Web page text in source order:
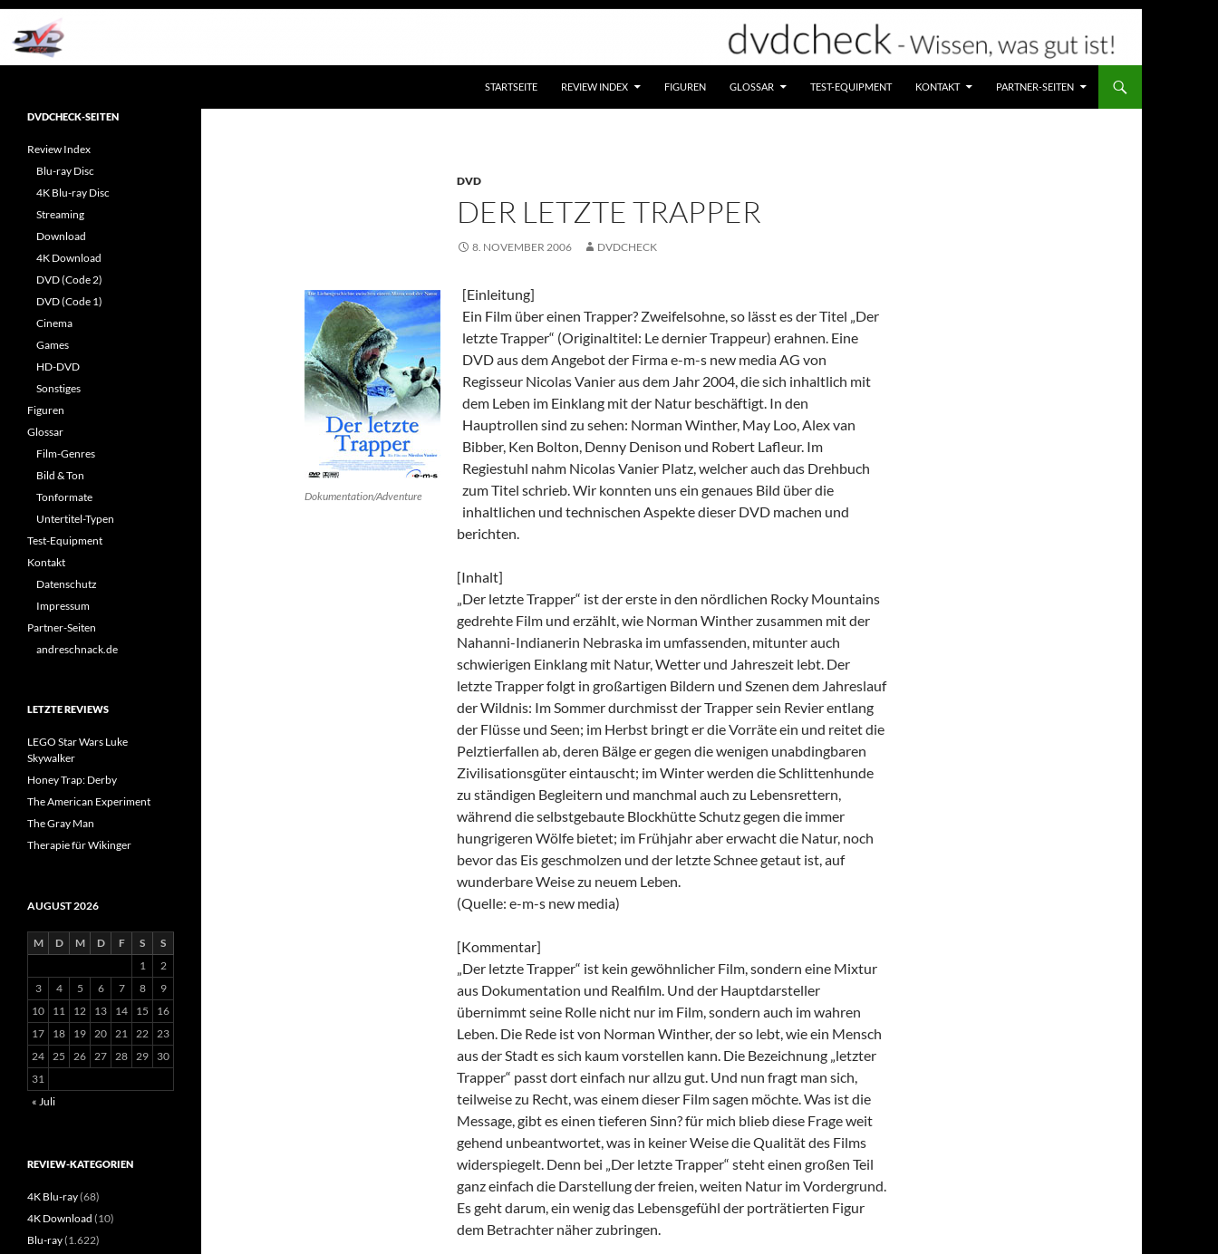
Zum
Inhalt
springen
STARTSEITE REVIEW INDEX FIGUREN GLOSSAR TEST-EQUIPMENT KONTAKT PARTNER-SEITEN
DVD
DER LETZTE TRAPPER
8. NOVEMBER 2006 DVDCHECK
Dokumentation/Adventure
[Einleitung]
Ein Film über einen Trapper? Zweifelsohne, so lässt es der Titel „Der
letzte Trapper“ (Originaltitel: Le dernier Trappeur) erahnen. Eine
DVD aus dem Angebot der Firma e-m-s new media AG von
Regisseur Nicolas Vanier aus dem Jahr 2004, die sich inhaltlich mit
dem Leben im Einklang mit der Natur beschäftigt. In den
Hauptrollen sind zu sehen: Norman Winther, May Loo, Alex van
Bibber, Ken Bolton, Denny Denison und Robert Lafleur. Im
Regiestuhl nahm Nicolas Vanier Platz, welcher auch das Drehbuch
zum Titel schrieb. Wir konnten uns ein genaues Bild über die
inhaltlichen und technischen Aspekte dieser DVD machen und
berichten.
[Inhalt]
„Der letzte Trapper“ ist der erste in den nördlichen Rocky Mountains
gedrehte Film und erzählt, wie Norman Winther zusammen mit der
Nahanni-Indianerin Nebraska im umfassenden, mitunter auch
schwierigen Einklang mit Natur, Wetter und Jahreszeit lebt. Der
letzte Trapper folgt in großartigen Bildern und Szenen dem Jahreslauf
der Wildnis: Im Sommer durchmisst der Trapper sein Revier entlang
der Flüsse und Seen; im Herbst bringt er die Vorräte ein und reitet die
Pelztierfallen ab, deren Bälge er gegen die wenigen unabdingbaren
Zivilisationsgüter eintauscht; im Winter werden die Schlittenhunde
zu ständigen Begleitern und manchmal auch zu Lebensrettern,
während die selbstgebaute Blockhütte Schutz gegen die immer
hungrigeren Wölfe bietet; im Frühjahr aber erwacht die Natur, noch
bevor das Eis geschmolzen und der letzte Schnee getaut ist, auf
wunderbare Weise zu neuem Leben.
(Quelle: e-m-s new media)
[Kommentar]
„Der letzte Trapper“ ist kein gewöhnlicher Film, sondern eine Mixtur
aus Dokumentation und Realfilm. Und der Hauptdarsteller
übernimmt seine Rolle nicht nur im Film, sondern auch im wahren
Leben. Die Rede ist von Norman Winther, der so lebt, wie ein Mensch
aus der Stadt es sich kaum vorstellen kann. Die Bezeichnung „letzter
Trapper“ passt dort einfach nur allzu gut. Und nun fragt man sich,
teilweise zu Recht, was einem dieser Film sagen möchte. Was ist die
Message, gibt es einen tieferen Sinn? für mich blieb diese Frage weit
gehend unbeantwortet, was in keiner Weise die Qualität des Films
widerspiegelt. Denn bei „Der letzte Trapper“ steht einen großen Teil
ganz einfach die Darstellung der freien, weiten Natur im Vordergrund.
Es geht darum, ein wenig das Lebensgefühl der porträtierten Figur
dem Betrachter näher zubringen.
Reviews rund ums Heimkino &
DVDCHECK-SEITEN
Review Index
Blu-ray Disc
4K Blu-ray Disc
Streaming
Download
4K Download
DVD (Code 2)
DVD (Code 1)
Cinema
Games
HD-DVD
Sonstiges
Figuren
Glossar
Film-Genres
Bild & Ton
Tonformate
Untertitel-Typen
Test-Equipment
Kontakt
Datenschutz
Impressum
Partner-Seiten
andreschnack.de
LETZTE REVIEWS
LEGO Star Wars Luke
Skywalker
Honey Trap: Derby
The American Experiment
The Gray Man
Therapie für Wikinger
AUGUST 2026
M D M D F S
S
1
2
3
4 5 6 7 8
9
10
11 12 13 14 15
16
17
18 19 20 21 22 23
24 25 26 27 28 29
30
31
« Juli
REVIEW-KATEGORIEN
4K Blu-ray(68)
4K Download (10)
Blu-ray(1.622)